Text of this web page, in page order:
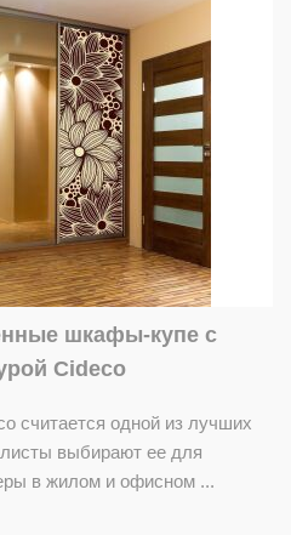
шкафы-купе с
Cideco
считается одной из лучших
выбирают ее для
в жилом и офисном ...